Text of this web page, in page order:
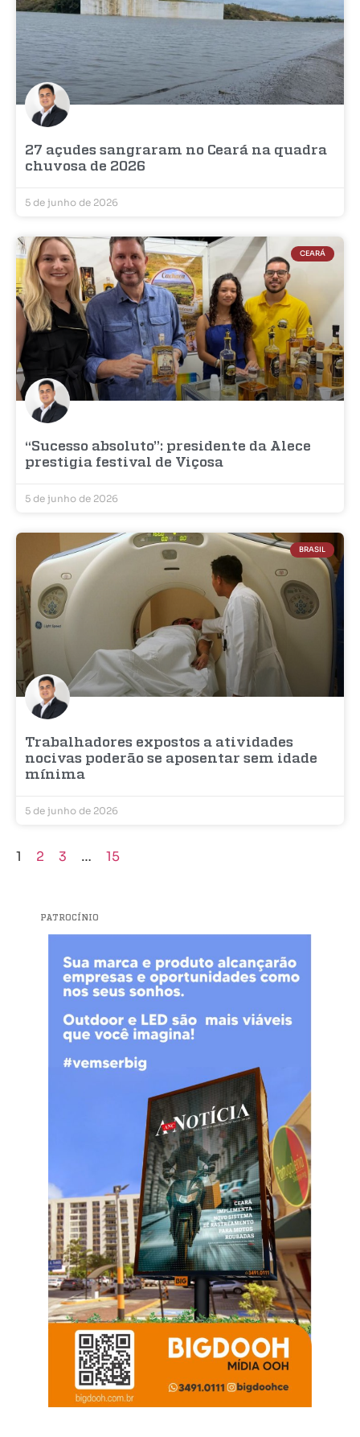
27 açudes sangraram no Ceará na quadra
chuvosa de 2026
5 de junho de 2026
CEARÁ
“Sucesso absoluto”: presidente da Alece
prestigia festival de Viçosa
5 de junho de 2026
BRASIL
Trabalhadores expostos a atividades
nocivas poderão se aposentar sem idade
mínima
5 de junho de 2026
1 2 3 … 15
PATROCÍNIO